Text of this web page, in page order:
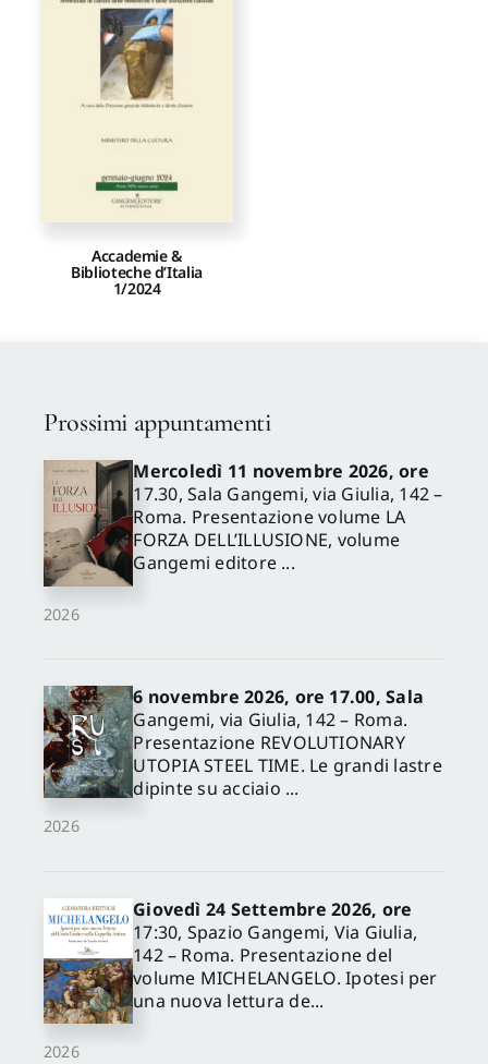
Proposte di pubblicazione
Newsletter
Accademie &
Biblioteche d’Italia
1/2024
Prossimi appuntamenti
2026
Mercoledì 11 novembre 2026, ore
17.30, Sala Gangemi, via Giulia, 142 –
Roma. Presentazione volume LA
FORZA DELL’ILLUSIONE, volume
Gangemi editore ...
2026
6 novembre 2026, ore 17.00, Sala
Gangemi, via Giulia, 142 – Roma.
Presentazione REVOLUTIONARY
UTOPIA STEEL TIME. Le grandi lastre
dipinte su acciaio ...
2026
Giovedì 24 Settembre 2026, ore
17:30, Spazio Gangemi, Via Giulia,
142 – Roma. Presentazione del
volume MICHELANGELO. Ipotesi per
una nuova lettura de...